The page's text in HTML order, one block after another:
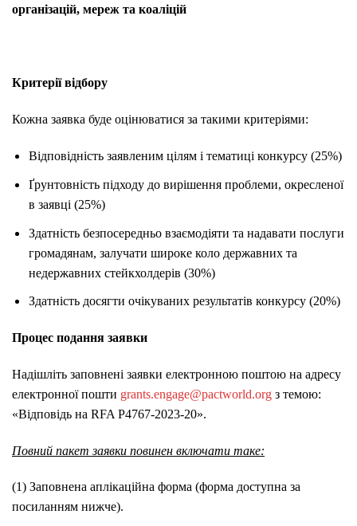
організацій, мереж та коаліцій
Критерії відбору
Кожна заявка буде оцінюватися за такими критеріями:
Відповідність заявленим цілям і тематиці конкурсу (25%)
Ґрунтовність підходу до вирішення проблеми, окресленої
в заявці (25%)
Здатність безпосередньо взаємодіяти та надавати послуги
громадянам, залучати широке коло державних та
недержавних стейкхолдерів (30%)
Здатність досягти очікуваних результатів конкурсу (20%)
Процес подання заявки
Надішліть заповнені заявки електронною поштою на адресу
електронної пошти grants.engage@pactworld.org з темою:
«Відповідь на RFA Р4767-2023-20».
Повний пакет заявки повинен включати таке:
(1) Заповнена аплікаційна форма (форма доступна за
посиланням нижче).